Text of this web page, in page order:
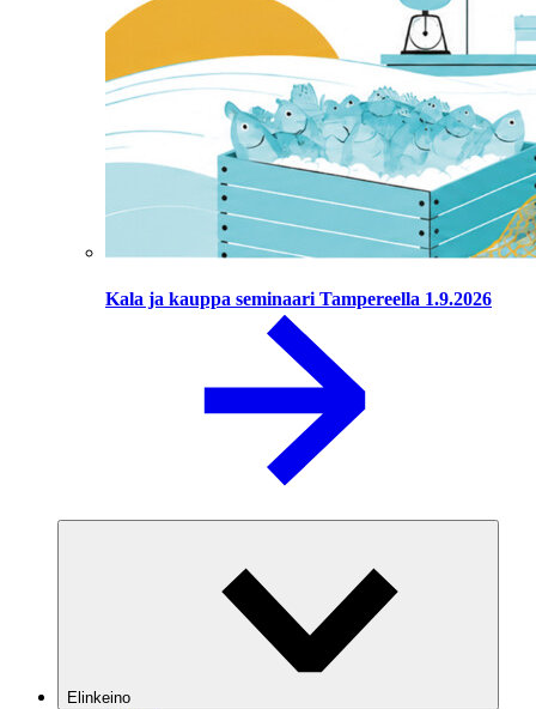
Kala ja kauppa seminaari Tampereella 1.9.2026
Elinkeino